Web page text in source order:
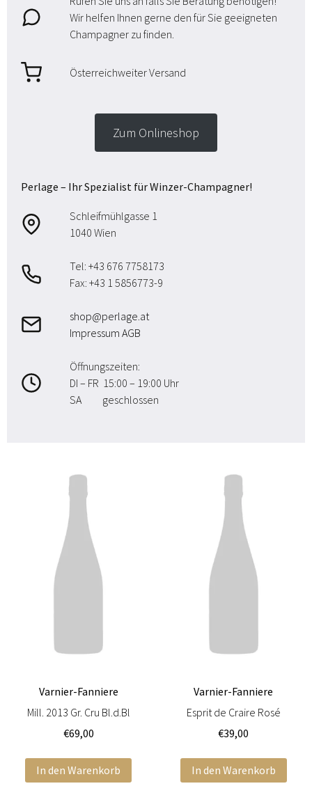
Varnier-Fanniere
Mill. 2013 Gr. Cru Bl.d.Bl
€69,00
In den Warenkorb
Varnier-Fanniere
Esprit de Craire Rosé
€39,00
In den Warenkorb
Wir helfen Ihnen gerne den für Sie geeigneten
Champagner zu finden.
Österreichweiter Versand
Zum Onlineshop
Perlage – Ihr Spezialist für Winzer-Champagner!
Schleifmühlgasse 1
1040 Wien
Tel: +43 676 7758173
Fax: +43 1 5856773-9
shop@perlage.at
Impressum AGB
Öffnungszeiten:
DI – FR 15:00 – 19:00 Uhr
SA geschlossen